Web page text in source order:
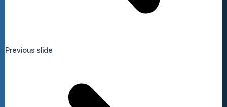
Previous slide